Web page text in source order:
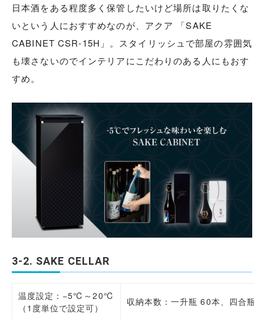
日本酒をある程度多く保管したいけど場所は取りたくな
いという人におすすめなのが、アクア 「SAKE
CABINET CSR-15H」。スタイリッシュで部屋の雰囲気
も壊さないのでインテリアにこだわりのある人にもおす
すめ。
3-2. SAKE CELLAR
温度設定：−5℃～20℃
（1度単位で設定可）
収納本数：一升瓶 60本、四合瓶